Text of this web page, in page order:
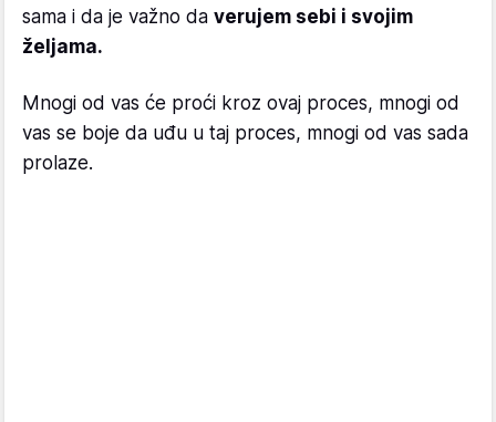
sama i da je važno da verujem sebi i svojim
željama.
Mnogi od vas će proći kroz ovaj proces, mnogi od
vas se boje da uđu u taj proces, mnogi od vas sada
prolaze.